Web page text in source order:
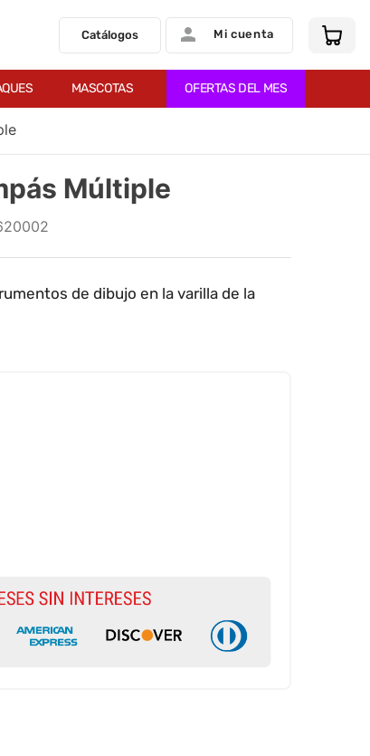
Catálogos Mi cuenta
MASCOTAS OFERTAS DEL MES
Múltiple
de dibujo en la varilla de la